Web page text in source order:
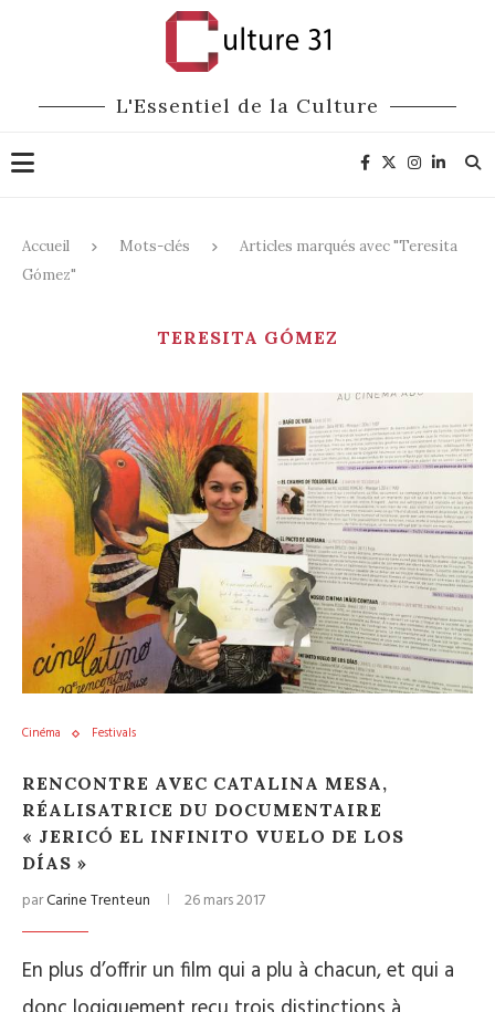
L'Essentiel de la Culture
Accueil Mots-clés
Articles marqués avec "Teresita
Gómez"
TERESITA GÓMEZ
Cinéma Festivals
RENCONTRE AVEC CATALINA MESA,
RÉALISATRICE DU DOCUMENTAIRE
« JERICÓ EL INFINITO VUELO DE LOS
DÍAS »
parCarine Trenteun 26 mars 2017
En plus d’offrir un film qui a plu à chacun, et qui a